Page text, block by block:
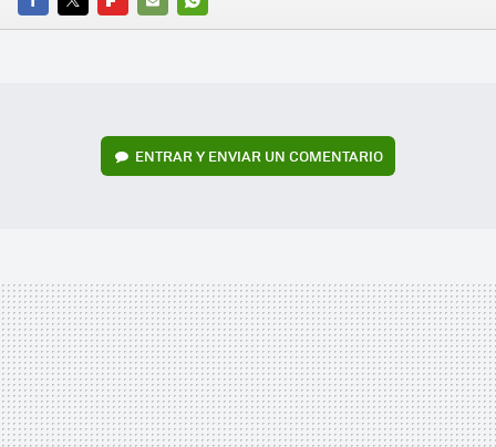
FACEBOOK
TWITTERFLIPBOARD
E-
WHATSAPP
ENTRAR Y ENVIAR UN COMENTARIO